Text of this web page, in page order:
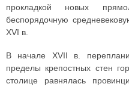
прокладкой новых
беспорядочную
XVI в.
В начале XVII в.
пределы крепостных стен
столице равнялась